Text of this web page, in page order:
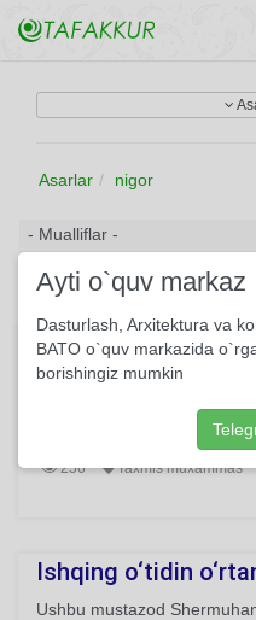
Asarlar nigor
Dardoki, yo‘q jahon
Ushbu muxammasda
borasidagi mushohadalarini
256 Taxmis muxammas
Ishqing o‘tidin
Ushbu mustazod
Ayti o`quv markaz
Dasturlash, Arxitektura va
BATO o`quv markazida
borishingiz mumkin